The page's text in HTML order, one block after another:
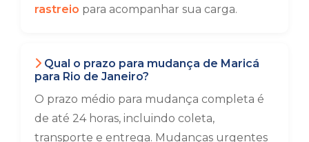
rastreio para acompanhar sua carga.
Qual o prazo para mudança de Maricá
para Rio de Janeiro?
O prazo médio para mudança completa é
de até 24 horas, incluindo coleta,
transporte e entrega. Mudanças urgentes